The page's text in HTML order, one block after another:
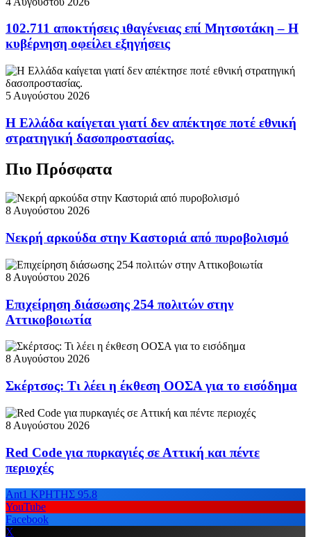
102.711 αποκτήσεις ιθαγένειας επί Μητσοτάκη – Η
κυβέρνηση οφείλει εξηγήσεις
5 Αυγούστου 2026
Η Ελλάδα καίγεται γιατί δεν απέκτησε ποτέ εθνική
στρατηγική δασοπροστασίας.
Πιο Πρόσφατα
8 Αυγούστου 2026
Νεκρή αρκούδα στην Καστοριά από πυροβολισμό
8 Αυγούστου 2026
Επιχείρηση διάσωσης 254 πολιτών στην
Αττικοβοιωτία
8 Αυγούστου 2026
Σκέρτσος: Τι λέει η έκθεση ΟΟΣΑ για το εισόδημα
8 Αυγούστου 2026
Red Code για πυρκαγιές σε Αττική και πέντε
περιοχές
Ant1 ΚΡΗΤΗΣ 95.8
YouTube
Facebook
X